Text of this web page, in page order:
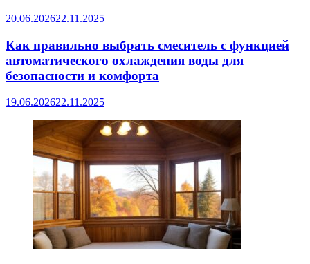
20.06.202622.11.2025
Как правильно выбрать смеситель с функцией
автоматического охлаждения воды для
безопасности и комфорта
19.06.202622.11.2025